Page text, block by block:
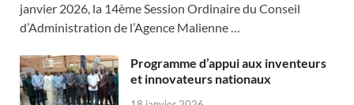
janvier 2026, la 14ème Session Ordinaire du Conseil
d’Administration de l’Agence Malienne …
Programme d’appui aux inventeurs
et innovateurs nationaux